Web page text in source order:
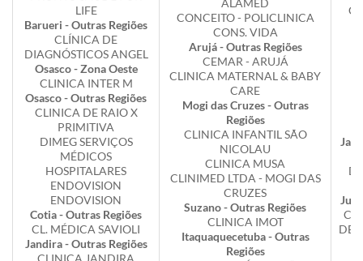
LIFE
Barueri - Outras Regiões
CLÍNICA DE
DIAGNÓSTICOS ANGEL
Osasco - Zona Oeste
CLINICA INTER M
Osasco - Outras Regiões
CLINICA DE RAIO X
PRIMITIVA
DIMEG SERVIÇOS
MÉDICOS
HOSPITALARES
ENDOVISION
ENDOVISION
Cotia - Outras Regiões
CL. MÉDICA SAVIOLI
Jandira - Outras Regiões
CLINICA JANDIRA
CONCEITO - POLICLINICA
CONS. VIDA
Arujá - Outras Regiões
CEMAR - ARUJÁ
CLINICA MATERNAL & BABY
CARE
Mogi das Cruzes - Outras
Regiões
CLINICA INFANTIL SÃO
NICOLAU
CLINICA MUSA
CLINIMED LTDA - MOGI DAS
CRUZES
Suzano - Outras Regiões
CLINICA IMOT
Itaquaquecetuba - Outras
Regiões
DE